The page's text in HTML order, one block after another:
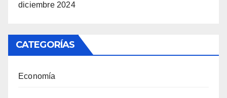
diciembre 2024
CATEGORÍAS
Economía